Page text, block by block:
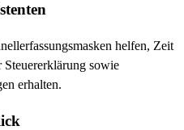
helfen, Zeit
Steuererklärung sowie
erhalten.